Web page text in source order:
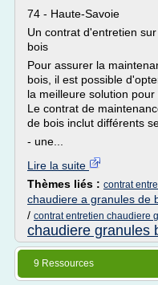
74 - Haute-Savoie
Un contrat d'entretien
bois
Pour assurer la
bois, il est possible
la meilleure solution
Le contrat de
de bois inclut différents
- une...
Lire la suite
Thèmes liés : contrat
chaudiere a granules de
/ contrat entretien chaudiere
chaudiere granules
9 Ressources